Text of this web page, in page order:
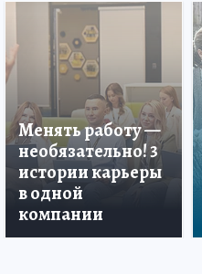
Менять работу —
необязательно! 3
истории карьеры
в одной
компании